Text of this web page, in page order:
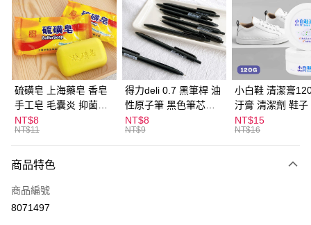
LINE Pay
Apple Pay
街口支付
悠遊付
ATM付款
全家取貨付款
每筆NT$60，滿NT$599(含以上)免運費
付款後全家取貨
硫磺皂 上海藥皂 香皂
手工皂 毛囊炎 抑菌除
蟎 清潔護膚 去油去痘
寵物皮膚病 狗狗貓咪
NT$8
NT$11
得力deli 0.7 黑筆桿 油
性原子筆 黑色筆芯
S304
NT$8
NT$9
小白鞋 清潔膏
汙膏 清潔劑 鞋子
漬 白皮鞋 鞋油
NT$15
NT$16
商品特色
商品編號
8071497